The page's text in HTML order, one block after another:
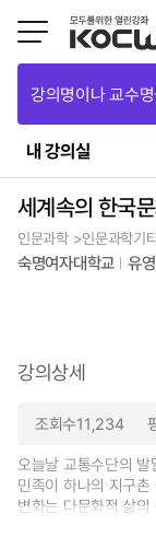
강의명이나 교수
내 강의실
세계속의 한국
인문과학 >인문과학기
숙명여자대학교 유
강의상세
조회수11,234
오늘날 교통수단의
민족이 하나의 지구
변화는 다문화적 삶
통문화와 현대의 다